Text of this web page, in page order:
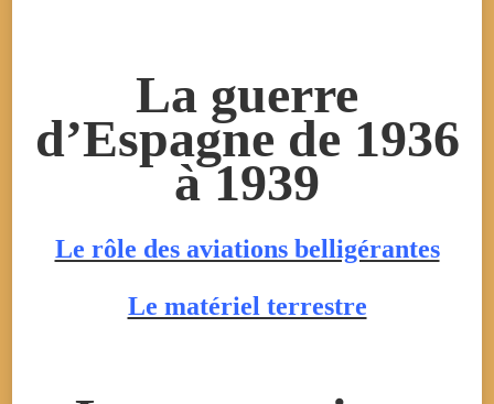
La guerre
d’Espagne de 1936
à 1939
Le rôle des aviations belligérantes
Le matériel terrestre